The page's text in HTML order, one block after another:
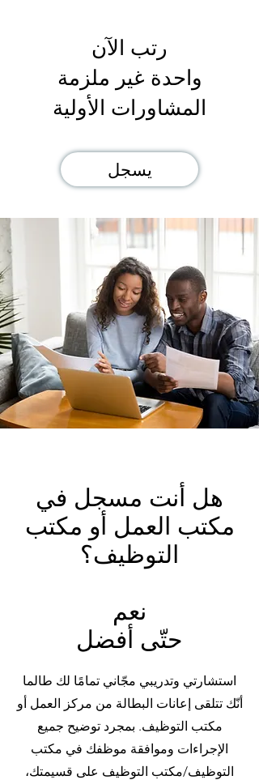
رتب الآن
واحدة غير ملزمة
المشاورات الأولية
يسجل
هل أنت مسجل في
مكتب العمل أو مكتب
التوظيف؟
نعم
حتّى أفضل
استشارتي وتدريبي مجّاني تمامًا لك طالما
أنّك تتلقى إعانات البطالة من مركز العمل أو
مكتب التوظيف. بمجرد توضيح جميع
الإجراءات وموافقة موظفك في مكتب
التوظيف/مكتب التوظيف على قسيمتك،